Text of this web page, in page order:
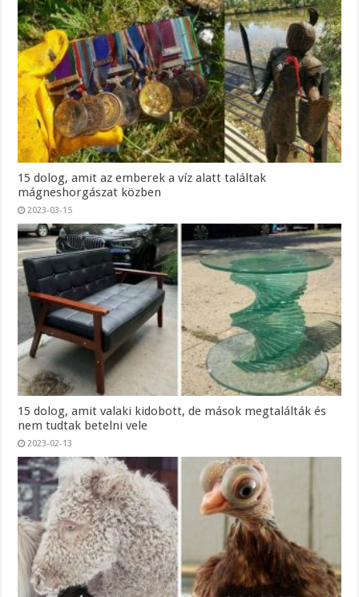
15 dolog, amit az emberek a víz alatt találtak
mágneshorgászat közben
2023-03-15
15 dolog, amit valaki kidobott, de mások megtalálták és
nem tudtak betelni vele
2023-02-13